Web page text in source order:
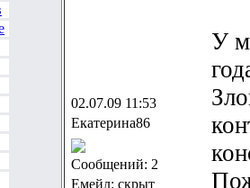
02.07.09 11:53
Екатерина86
Сообщений: 2
Емейл: скрыт
У